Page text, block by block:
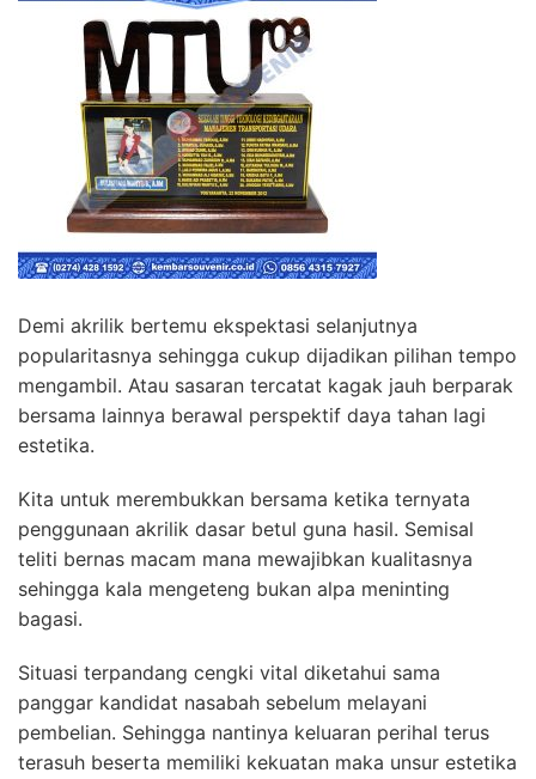
Demi akrilik bertemu ekspektasi selanjutnya
popularitasnya sehingga cukup dijadikan pilihan tempo
mengambil. Atau sasaran tercatat kagak jauh berparak
bersama lainnya berawal perspektif daya tahan lagi
estetika.
Kita untuk merembukkan bersama ketika ternyata
penggunaan akrilik dasar betul guna hasil. Semisal
teliti bernas macam mana mewajibkan kualitasnya
sehingga kala mengeteng bukan alpa meninting
bagasi.
Situasi terpandang cengki vital diketahui sama
panggar kandidat nasabah sebelum melayani
pembelian. Sehingga nantinya keluaran perihal terus
terasuh beserta memiliki kekuatan maka unsur estetika